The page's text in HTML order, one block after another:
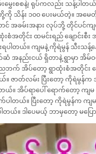
မွှေးစစနဲ့၊ ရုပ်ကလည်း သန့်ပါတ
သိန်း ၁၀၀ ပေးမယ်တဲ့။ အမေတို့
ောင် အခမ်းအနား လုပ်ဘို့ တိုင်ပင်က
ထုံးစံအတိုင်း ထမင်းရည် ချောင်း
ပါတယ်။ ကျမနဲ့ ကိုရဲမွန် သီး
က်ဆံ အနည်းငယ် ရှိတာနဲ့ ရွာမှာ
ဘက် အိပ်တော့ ရွာထုံးစံအတိုင်း
ဇာတ်လမ်း ပြီးတော့ ကိုရဲမွန်
တယ်။ အိပ်ရာပေါ် ရောက်တော့
က်ပါတယ်။ ပြီးတော့ ကိုရဲမွန်က
ယ်။ ဒါပေမယ့် ဘာမှတော့ မပြေ